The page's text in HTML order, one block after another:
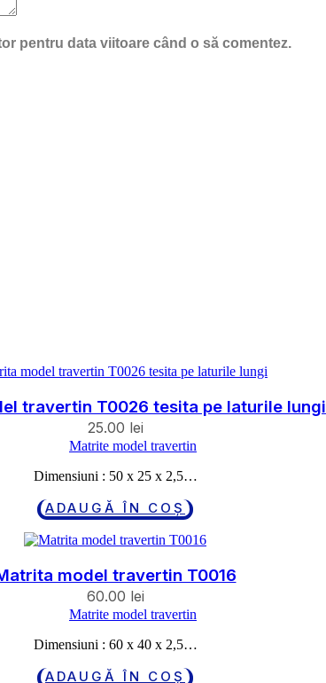
pentru data viitoare când o să comentez.
travertin T0026 tesita pe laturile lungi
25.00 lei
Matrite model travertin
Dimensiuni : 50 x 25 x 2,5…
ADAUGĂ ÎN COȘ
model travertin T0016
60.00 lei
Matrite model travertin
Dimensiuni : 60 x 40 x 2,5…
ADAUGĂ ÎN COȘ